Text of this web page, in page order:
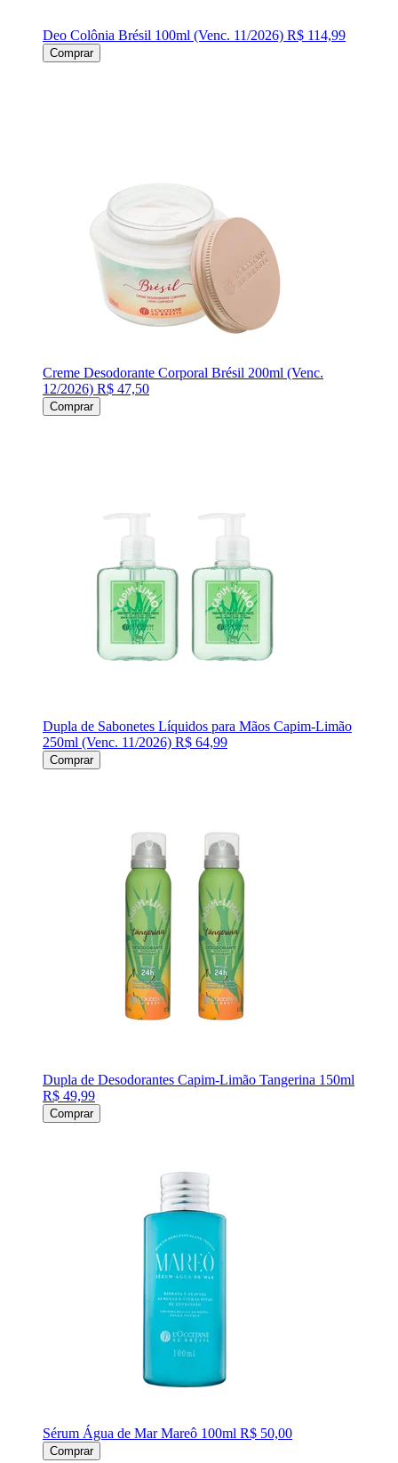
Deo Colônia Brésil 100ml (Venc. 11/2026) R$ 114,99
Comprar
Creme Desodorante Corporal Brésil 200ml (Venc.
12/2026) R$ 47,50
Comprar
Dupla de Sabonetes Líquidos para Mãos Capim-Limão
250ml (Venc. 11/2026) R$ 64,99
Comprar
Dupla de Desodorantes Capim-Limão Tangerina 150ml
R$ 49,99
Comprar
Sérum Água de Mar Mareô 100ml R$ 50,00
Comprar